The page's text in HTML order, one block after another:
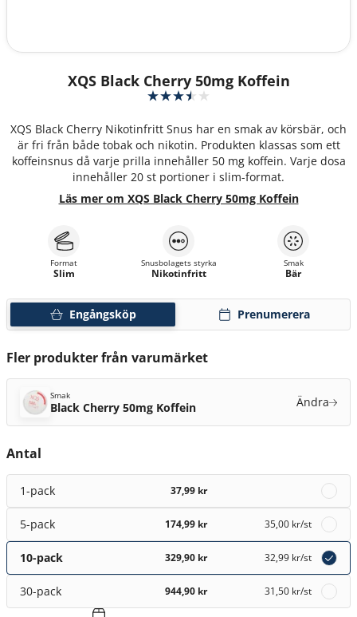
XQS Black Cherry 50mg Koffein
XQS Black Cherry Nikotinfritt Snus har en smak av körsbär, och
är fri från både tobak och nikotin. Produkten klassas som ett
koffeinsnus då varje prilla innehåller 50 mg koffein. Varje dosa
innehåller 20 st portioner i slim-format.
Läs mer om XQS Black Cherry 50mg Koffein
Engångsköp Prenumerera
Format
Slim
Snusbolagets styrka
Nikotinfritt
Smak
Bär
Fler produkter från varumärket
Smak
Black Cherry 50mg Koffein Ändra
Antal
1-pack 37,99 kr
5-pack 174,99 kr 35,00 kr/st
10-pack 329,90 kr 32,99 kr/st
30-pack 944,90 kr 31,50 kr/st